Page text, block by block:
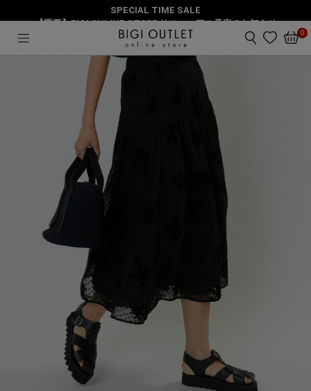
SPECIAL TIME SALE
【重要】BIGI ONLINE STORE リニューアル予定のお知らせ
0
スカート フロッキーフラワープリントスカート